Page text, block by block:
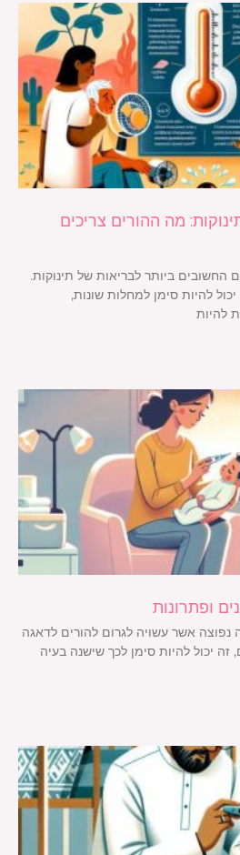
מה ההורים צריכים
ביותר לבריאות של תינוקות.
להיות סימן למחלות שונות,
להיות
ופתרונות
נפוצה אשר עשויה לגרום להורים לדאגה
יכול להיות סימן לכך שישנה בעיה